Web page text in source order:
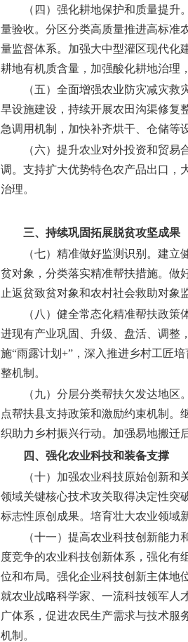
（四）强化耕地保护和质量提升。
量验收。分区分类高质量推进高标准
量监督体系。加强大中型灌区现代化
耕地有机质含量，加强酸化耕地治理
（五）全面增强农业防灾减灾救
旱设施建设，持续开展农田沟渠修复
急调用机制，加快补齐烘干、仓储等
（六）提升农业对外投资和贸易
调。支持扩大优势特色农产品出口，
治理。
三、持续巩固拓展脱贫攻坚成果
（七）精准做好监测识别。 建立
贫对象，分类落实精准帮扶措施。做
止返贫致贫对象和农村社会救助对象
（八）健全常态化精准帮扶政策
进现有产业巩固、升级、盘活、调整
施“雨露计划+”，深入推进乡村工匠
整机制。
（九）分层分类帮扶欠发达地区。
点帮扶县支持政策和激励约束机制。
织助力乡村振兴行动。加强易地搬迁
四、强化农业科技和装备支撑
（十）加强农业科技原始创新和
领域关键核心技术攻关取得决定性突
标志性原创成果。培育壮大农业领域
（十一）提高农业科技创新能力
度竞争的农业科技创新体系，强化有
位和布局。强化企业科技创新主体地
就农业战略科学家、一流科技领军人
广体系，促进农民生产需求与技术服
机制。